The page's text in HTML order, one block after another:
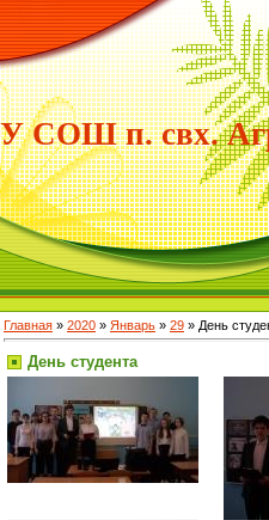
СОШ п. свх.
Главная » 2020 » Январь » 29 » День
День студента